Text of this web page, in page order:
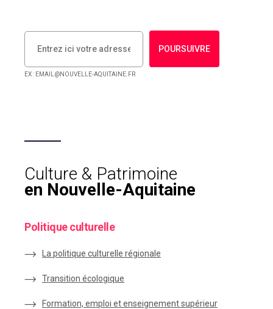
POURSUIVRE
EX : EMAIL@NOUVELLE-AQUITAINE.FR
Culture & Patrimoine
en Nouvelle-Aquitaine
Politique culturelle
La politique culturelle régionale
Transition écologique
Formation, emploi et enseignement supérieur